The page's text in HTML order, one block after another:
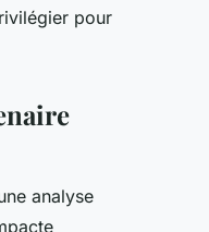
pour
analyse